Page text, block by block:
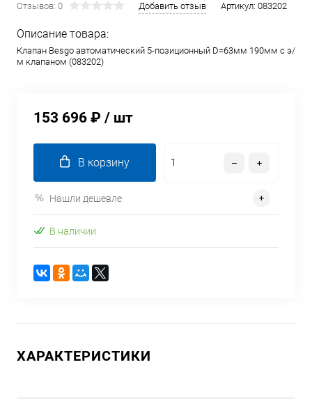
Отзывов: 0 Добавить отзыв Артикул: 083202
Описание товара:
Клапан Besgo автоматический 5-позиционный D=63мм 190мм с э/
м клапаном (083202)
153 696 ₽ / шт
В корзину
Нашли дешевле
В наличии
ХАРАКТЕРИСТИКИ